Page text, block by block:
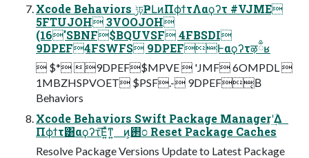
Xcode Behaviors ݱঢ়ҎԼͷΠϕϯτΛαϙʔτ #VJME
5FTUJOH 3VOOJOH
(16'SBNF$BQUVSF 4FBSDI
9DPEF4FSWFS 9DPEFͰαϙʔτऴྃʁ
 $* 9DPEF$MPVE  'JMF 6OMPDL 
1MBZHSPVOET $PSF.- 9DPEF͔Β
Behaviors
Xcode Behaviors Swift Package Managerʹؔ͢Δ
Πϕϯτ͸αϙʔτ͞Ε͍ͯͳ͍ ͷ͕࢒೦ Reset Package Caches
Resolve Package Versions Update to Latest Package